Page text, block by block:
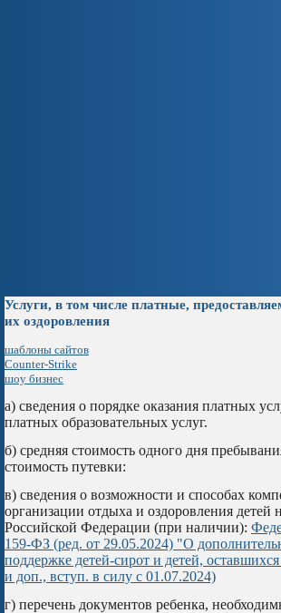
Услуги, в том числе платные,
их оздоровления
шаблоны сайтов
Counter-Strike
шоу бизнес
а) сведения о порядке оказания платных
платных образовательных услуг.
б) средняя стоимость одного дня
стоимость путевки:
в) сведения о возможности и способах
организации отдыха и оздоровления детей
Российской Федерации (при наличии):
159-ФЗ (ред. от 29.05.2024) "О
поддержке детей-сирот и детей,
и доп., вступ. в силу с 01.07.2024)
г) перечень документов ребенка,